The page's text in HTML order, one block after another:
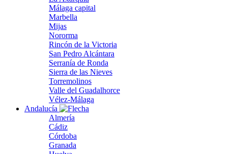
Málaga capital
Marbella
Mijas
Nororma
Rincón de la Victoria
San Pedro Alcántara
Serranía de Ronda
Sierra de las Nieves
Torremolinos
Valle del Guadalhorce
Vélez-Málaga
Andalucía
Almería
Cádiz
Córdoba
Granada